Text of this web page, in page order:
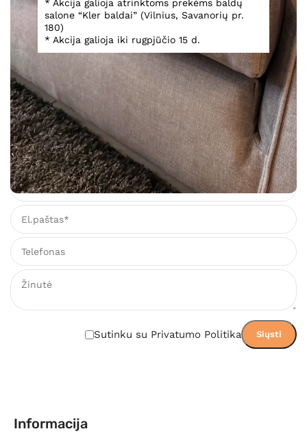
* Akcija galioja atrinktoms prekėms baldų
salone “Kler baldai” (Vilnius, Savanorių pr.
180)
* Akcija galioja iki rugpjūčio 15 d.
Valgomojo stalas Torriani Day
2 859,00€
Įsiminti
Teirautis dėl prekės
Sutinku su Privatumo Politika
Informacija